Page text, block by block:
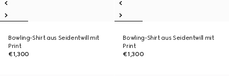
Bowling-Shirt aus Seidentwill mit
Print
€1,300
Bowling-Shirt aus Seidentwill mit
Print
€1,300